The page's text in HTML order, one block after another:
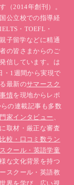
（2014年創刊）。
公立校での指導経
・TOEFL・
子留学などに精通
の皆さまからのご
信しています。は
・1週間から実現で
最新のサマースク
情を現地からレポ
の連載記事も多数
家インタビュー、
取材・厳正な審査
較・口コミ数ラン
クール・英語学童
な文化背景を持つ
スクール・英語教
界を学び、広い視